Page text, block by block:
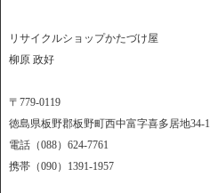
リサイクルショップかたづけ屋
柳原 政好
〒779-0119
徳島県板野郡板野町西中富字喜多居地34-1
電話（088）624-7761
携帯（090）1391-1957